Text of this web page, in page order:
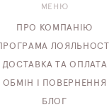
МЕНЮ
ПРО КОМПАНІЮ
ПРОГРАМА ЛОЯЛЬНОСТІ
ДОСТАВКА ТА ОПЛАТА
ОБМІН І ПОВЕРНЕННЯ
БЛОГ